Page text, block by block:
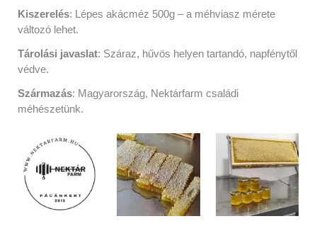
Kiszerelés: Lépes akácméz 500g – a méhviasz mérete
változó lehet.
Tárolási javaslat: Száraz, hűvös helyen tartandó, napfénytől
védve.
Származás: Magyarország, Nektárfarm családi
méhészetünk.